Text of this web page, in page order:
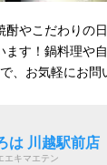
やこだわりの
す！鍋料理や
、お気軽にお問
は 川越駅前店
エキマエテン